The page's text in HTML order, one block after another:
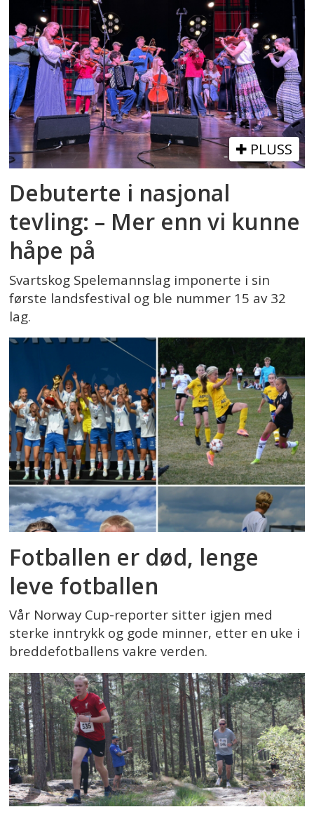
PLUSS
Debuterte i nasjonal
tevling: – Mer enn vi kunne
håpe på
Svartskog Spelemannslag imponerte i sin
første landsfestival og ble nummer 15 av 32
lag.
Fotballen er død, lenge
leve fotballen
Vår Norway Cup-reporter sitter igjen med
sterke inntrykk og gode minner, etter en uke i
breddefotballens vakre verden.